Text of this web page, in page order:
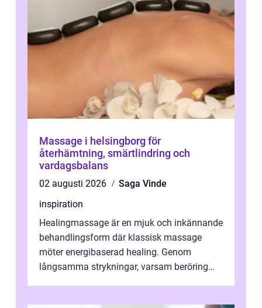
Massage i helsingborg för
återhämtning, smärtlindring och
vardagsbalans
02 augusti 2026
Saga Vinde
inspiration
Healingmassage är en mjuk och inkännande
behandlingsform där klassisk massage
möter energibaserad healing. Genom
långsamma strykningar, varsam beröring